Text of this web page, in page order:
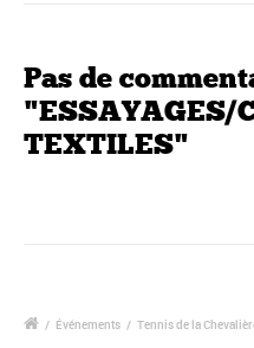
Pas de
"ESSAYAGES/
TEXTILES"
/ Événements / Tennis de la